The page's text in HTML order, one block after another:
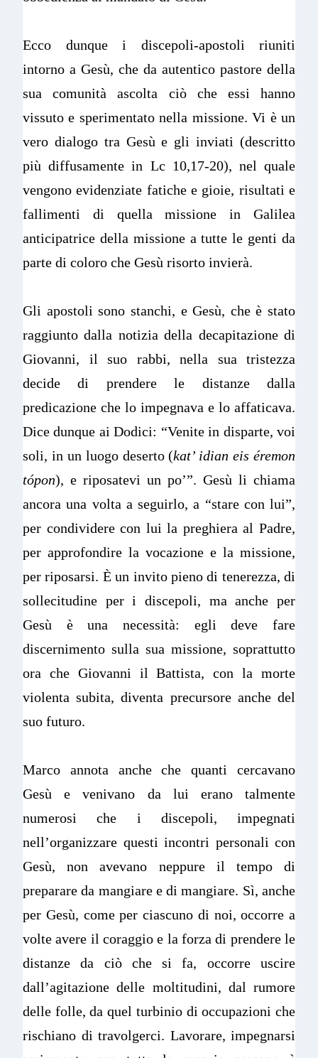
Ecco dunque i discepoli-apostoli riuniti
intorno a Gesù, che da autentico pastore della
sua comunità ascolta ciò che essi hanno
vissuto e sperimentato nella missione. Vi è un
vero dialogo tra Gesù e gli inviati (descritto
più diffusamente in Lc 10,17-20), nel quale
vengono evidenziate fatiche e gioie, risultati e
fallimenti di quella missione in Galilea
anticipatrice della missione a tutte le genti da
parte di coloro che Gesù risorto invierà.
Gli apostoli sono stanchi, e Gesù, che è stato
raggiunto dalla notizia della decapitazione di
Giovanni, il suo rabbi, nella sua tristezza
decide di prendere le distanze dalla
predicazione che lo impegnava e lo affaticava.
Dice dunque ai Dodici: “Venite in disparte, voi
soli, in un luogo deserto (kat’ idian eis éremon
tópon), e riposatevi un po’”. Gesù li chiama
ancora una volta a seguirlo, a “stare con lui”,
per condividere con lui la preghiera al Padre,
per approfondire la vocazione e la missione,
per riposarsi. È un invito pieno di tenerezza, di
sollecitudine per i discepoli, ma anche per
Gesù è una necessità: egli deve fare
discernimento sulla sua missione, soprattutto
ora che Giovanni il Battista, con la morte
violenta subita, diventa precursore anche del
suo futuro.
Marco annota anche che quanti cercavano
Gesù e venivano da lui erano talmente
numerosi che i discepoli, impegnati
nell’organizzare questi incontri personali con
Gesù, non avevano neppure il tempo di
preparare da mangiare e di mangiare. Sì, anche
per Gesù, come per ciascuno di noi, occorre a
volte avere il coraggio e la forza di prendere le
distanze da ciò che si fa, occorre uscire
dall’agitazione delle moltitudini, dal rumore
delle folle, da quel turbinio di occupazioni che
rischiano di travolgerci. Lavorare, impegnarsi